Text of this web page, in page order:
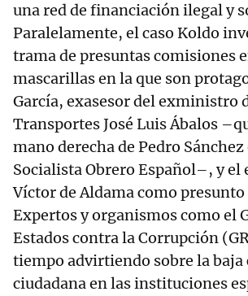
una red de financiación ilegal y
Paralelamente, el caso Koldo
trama de presuntas comisiones
mascarillas en la que son
García, exasesor del exministro
Transportes José Luis Ábalos
mano derecha de Pedro
Socialista Obrero Español–, y el
Víctor de Aldama como
Expertos y organismos como el
Estados contra la Corrupción
tiempo advirtiendo sobre la baja
ciudadana en las instituciones